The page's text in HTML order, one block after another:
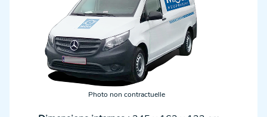
Photo non contractuelle